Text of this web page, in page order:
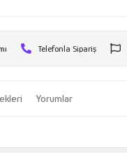
Telefonla Sipariş
Yorumlar